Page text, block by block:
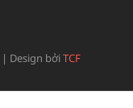
| Design bởiTCF